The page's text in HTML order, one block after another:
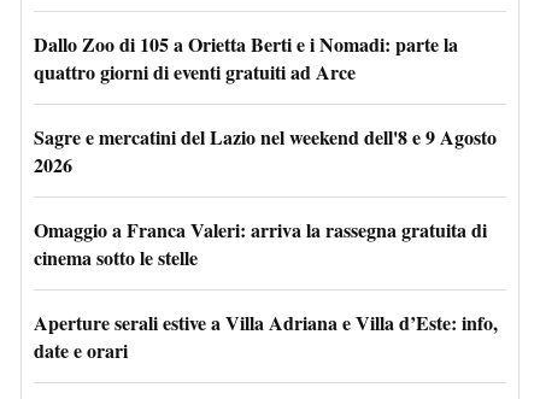
Dallo Zoo di 105 a Orietta Berti e i Nomadi: parte la
quattro giorni di eventi gratuiti ad Arce
Sagre e mercatini del Lazio nel weekend dell'8 e 9 Agosto
2026
Omaggio a Franca Valeri: arriva la rassegna gratuita di
cinema sotto le stelle
Aperture serali estive a Villa Adriana e Villa d’Este: info,
date e orari